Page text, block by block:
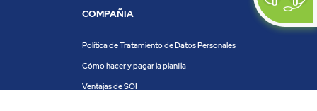
COMPAÑIA
Política de Tratamiento de Datos Personales
Cómo hacer y pagar la planilla
Ventajas de SOI